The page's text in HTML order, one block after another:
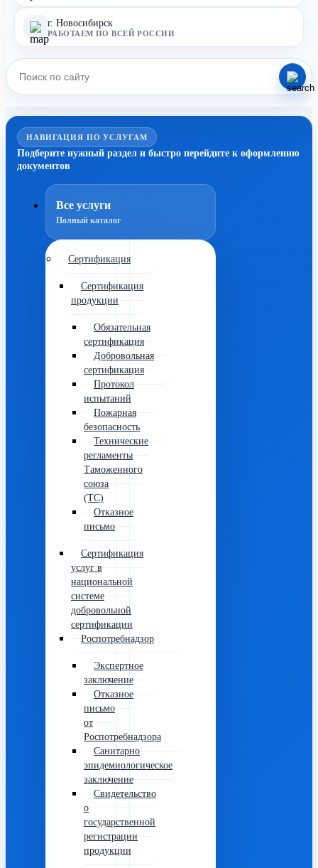
г. Новосибирск
РАБОТАЕМ ПО ВСЕЙ РОССИИ
НАВИГАЦИЯ ПО УСЛУГАМ
Подберите нужный раздел и быстро перейдите к оформлению
документов
Все услуги
Полный каталог
Сертификация
Сертификация
продукции
Обязательная
сертификация
Добровольная
сертификация
Протокол
испытаний
Пожарная
безопасность
Технические
регламенты
Таможенного
союза
(ТС)
Отказное
письмо
Сертификация
услуг в
национальной
системе
добровольной
сертификации
Роспотребнадзор
Экспертное
заключение
Отказное
письмо
от
Роспотребнадзора
Санитарно
эпидемиологическое
заключение
Свидетельство
о
государственной
регистрации
продукции